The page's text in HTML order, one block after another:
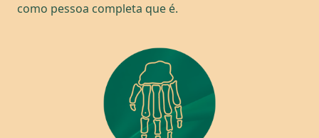
como pessoa completa que é.